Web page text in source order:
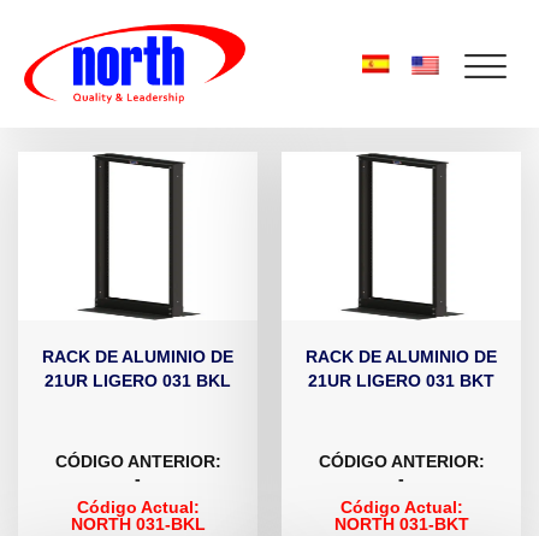
RACK DE ALUMINIO DE
21UR LIGERO 031 BKL
CÓDIGO ANTERIOR:
-
Código Actual:
NORTH 031-BKL
RACK DE ALUMINIO DE
21UR LIGERO 031 BKT
CÓDIGO ANTERIOR:
-
Código Actual:
NORTH 031-BKT